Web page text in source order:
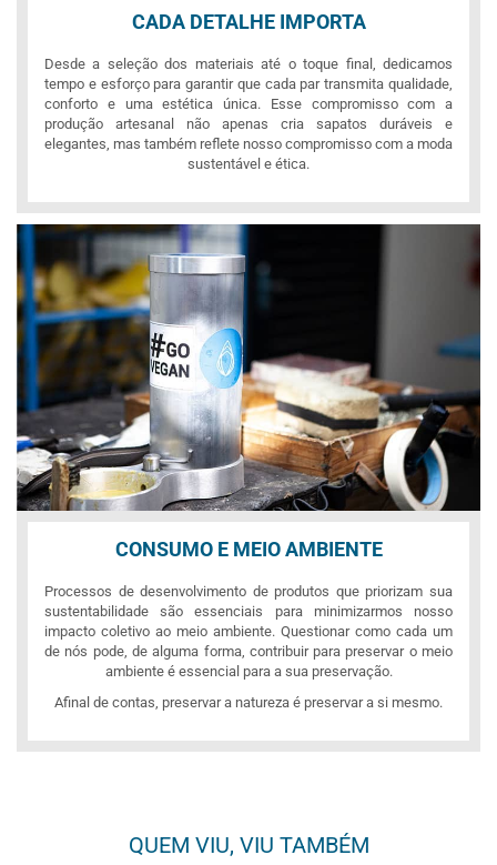
CADA DETALHE IMPORTA
Desde a seleção dos materiais até o toque final, dedicamos
tempo e esforço para garantir que cada par transmita qualidade,
conforto e uma estética única. Esse compromisso com a
produção artesanal não apenas cria sapatos duráveis e
elegantes, mas também reflete nosso compromisso com a moda
sustentável e ética.
CONSUMO E MEIO AMBIENTE
Processos de desenvolvimento de produtos que priorizam sua
sustentabilidade são essenciais para minimizarmos nosso
impacto coletivo ao meio ambiente. Questionar como cada um
de nós pode, de alguma forma, contribuir para preservar o meio
ambiente é essencial para a sua preservação.
Afinal de contas, preservar a natureza é preservar a si mesmo.
QUEM VIU, VIU TAMBÉM